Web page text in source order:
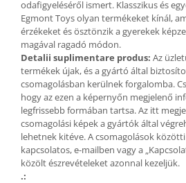
Zenélő játékok babáknak
Baba kirakósok
odafigyeléséről ismert. Klasszikus és
Egmont Toys olyan termékeket kínál,
érzékeket és ösztönzik a gyerekek
magával ragadó módon.
Detalii suplimentare produs: Az
termékek újak, és a gyártó által
csomagolásban kerülnek forgalomba.
hogy az ezen a képernyőn megjelenő
legfrissebb formában tartsa. Az itt
csomagolási képek a gyártók által
lehetnek kitéve. A csomagolások
kapcsolatos, e-mailben vagy a
közölt észrevételeket azonnal kezeljük.
.: